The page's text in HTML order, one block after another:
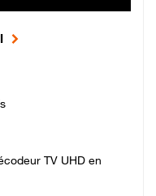
TV UHD en